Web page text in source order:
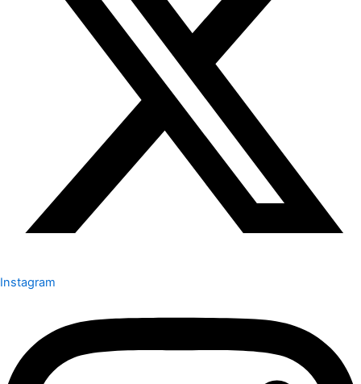
Instagram